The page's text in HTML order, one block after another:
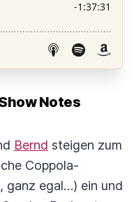
Notes
Bernd steigen zum
Coppola-
ganz egal…) ein und